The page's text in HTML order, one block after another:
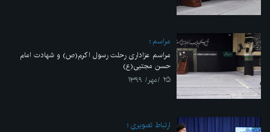
مراسم
مراسم عزاداری رحلت رسول اکرم(ص) و شهادت امام
حسن مجتبی(ع)
۲۵ /مهر/ ۱۳۹۹
ارتباط تصویری